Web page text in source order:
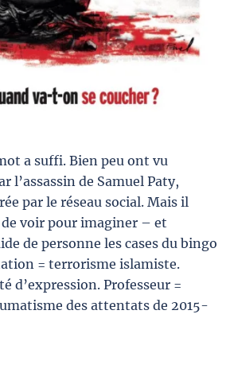
a suffi. Bien peu ont vu
l’assassin de Samuel Paty,
par le réseau social. Mais il
voir pour imaginer – et
de personne les cases du bingo
= terrorisme islamiste.
d’expression. Professeur =
des attentats de 2015-